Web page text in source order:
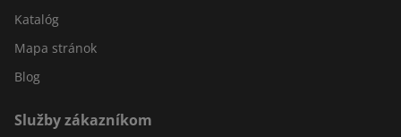
Katalóg
Mapa stránok
Blog
Služby zákazníkom